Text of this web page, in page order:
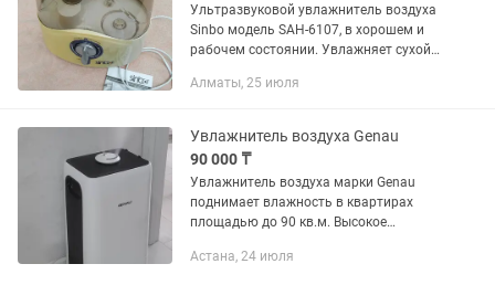
Ультразвуковой увлажнитель воздуха
Sinbo модель SAH-6107, в хорошем и
рабочем состоянии. Увлажняет сухой
Пользовались им очень редко, долгое
Алматы, 25 июля
Увлажнитель воздуха Genau
90 000 ₸
Увлажнитель воздуха марки Genau
поднимает влажность в квартирах
площадью до 90 кв.м. Высокое
для дома Genau немецкого бренда
Астана, 24 июля